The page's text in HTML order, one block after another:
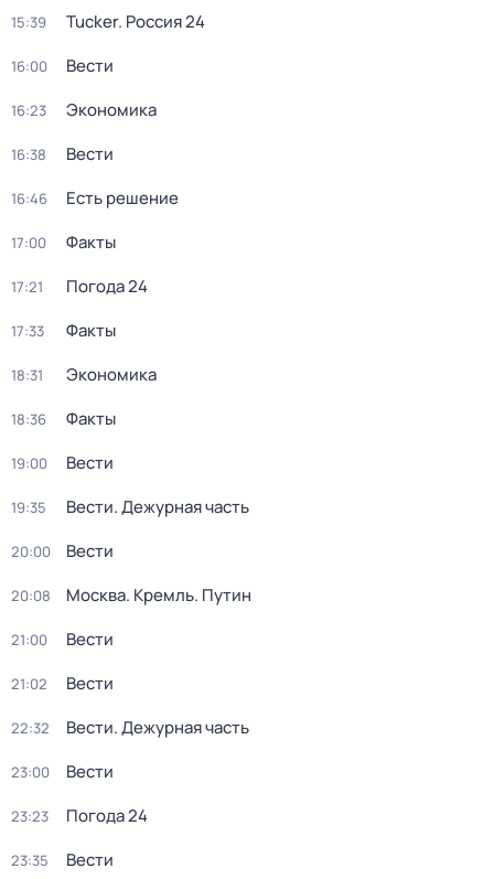
15:39 Tucker. Россия 24
16:00 Вести
16:23 Экономика
16:38 Вести
16:46 Есть решение
17:00 Факты
17:21 Погода 24
17:33 Факты
18:31 Экономика
18:36 Факты
19:00 Вести
19:35 Вести. Дежурная часть
20:00 Вести
20:08 Москва. Кремль. Путин
21:00 Вести
21:02 Вести
22:32 Вести. Дежурная часть
23:00 Вести
23:23 Погода 24
23:35 Вести